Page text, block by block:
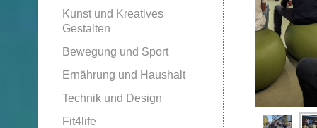
Kunst und Kreatives
Gestalten
Bewegung und Sport
Ernährung und Haushalt
Technik und Design
Fit4life